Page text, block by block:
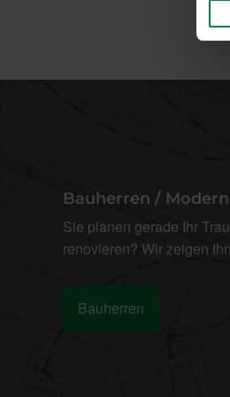
Bauherren /
Sie planen gerade Ihr
renovieren? Wir zeigen
Bauherren